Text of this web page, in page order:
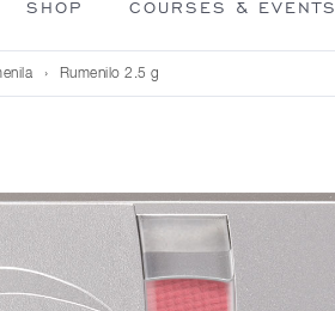
SHOP COURSES & EVENTS
› Rumenilo 2.5 g